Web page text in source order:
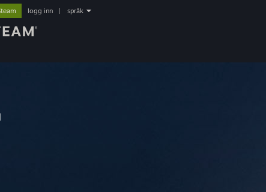
logg inn språk